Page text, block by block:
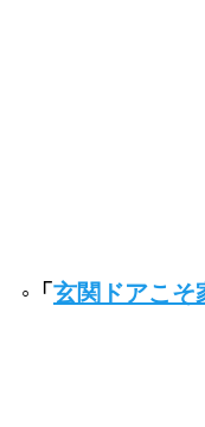
◦「 玄関ドアこそ